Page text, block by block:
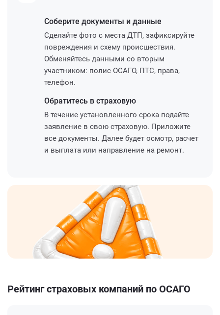
Соберите документы и данные
Сделайте фото с места ДТП, зафиксируйте
повреждения и схему происшествия.
Обменяйтесь данными со вторым
участником: полис ОСАГО, ПТС, права,
телефон.
Обратитесь в страховую
В течение установленного срока подайте
заявление в свою страховую. Приложите
все документы. Далее будет осмотр, расчет
и выплата или направление на ремонт.
Рейтинг страховых компаний по ОСАГО